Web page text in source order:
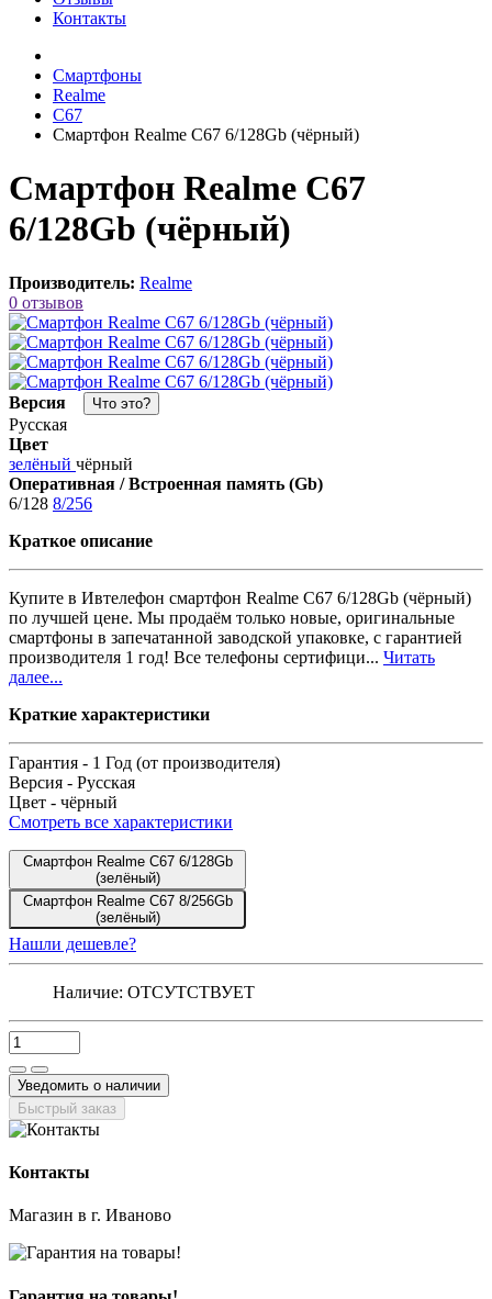
Контакты
Смартфоны
Realme
C67
Смартфон Realme C67 6/128Gb (чёрный)
Смартфон Realme C67
6/128Gb (чёрный)
Производитель: Realme
0 отзывов
Версия Что это?
Русская
Цвет
зелёный чёрный
Оперативная / Встроенная память (Gb)
6/128 8/256
Краткое описание
Купите в Ивтелефон смартфон Realme C67 6/128Gb (чёрный)
по лучшей цене. Мы продаём только новые, оригинальные
смартфоны в запечатанной заводской упаковке, с гарантией
производителя 1 год! Все телефоны сертифици... Читать
далее...
Краткие характеристики
Гарантия - 1 Год (от производителя)
Версия - Русская
Цвет - чёрный
Смотреть все характеристики
Смартфон Realme C67 6/128Gb
(зелёный)
Смартфон Realme C67 8/256Gb
(зелёный)
Нашли дешевле?
Наличие: ОТСУТСТВУЕТ
Уведомить о наличии
Быстрый заказ
Контакты
Магазин в г. Иваново